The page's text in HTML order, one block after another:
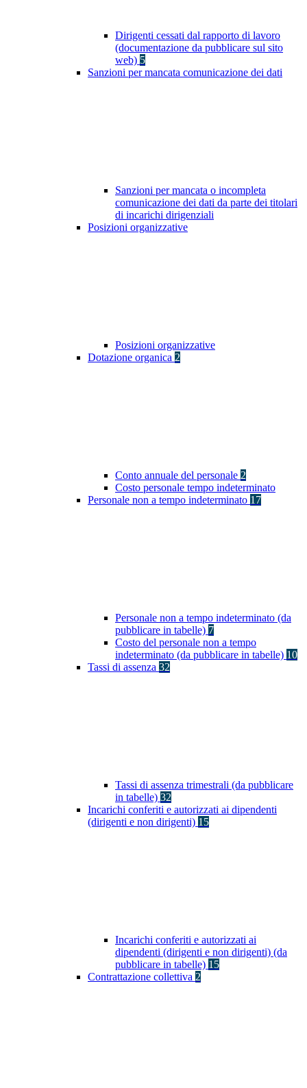
Dirigenti cessati dal rapporto di lavoro
(documentazione da pubblicare sul sito
web) 5
Sanzioni per mancata comunicazione dei dati
Sanzioni per mancata o incompleta
comunicazione dei dati da parte dei titolari
di incarichi dirigenziali
Posizioni organizzative
Posizioni organizzative
Dotazione organica 2
Conto annuale del personale 2
Costo personale tempo indeterminato
Personale non a tempo indeterminato 17
Personale non a tempo indeterminato (da
pubblicare in tabelle) 7
Costo del personale non a tempo
indeterminato (da pubblicare in tabelle) 10
Tassi di assenza 32
Tassi di assenza trimestrali (da pubblicare
in tabelle) 32
Incarichi conferiti e autorizzati ai dipendenti
(dirigenti e non dirigenti) 15
Incarichi conferiti e autorizzati ai
dipendenti (dirigenti e non dirigenti) (da
pubblicare in tabelle) 15
Contrattazione collettiva 2